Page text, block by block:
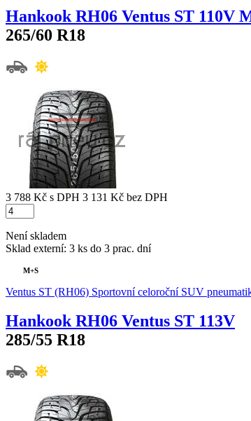
Hankook RH06 Ventus ST 110V
265/60 R18
3 788 Kč s DPH 3 131 Kč bez DPH
Není skladem
Sklad externí: 3 ks do 3 prac. dní
M+S
Ventus ST (RH06) Sportovní celoroční SUV
Hankook RH06 Ventus ST 113V
285/55 R18